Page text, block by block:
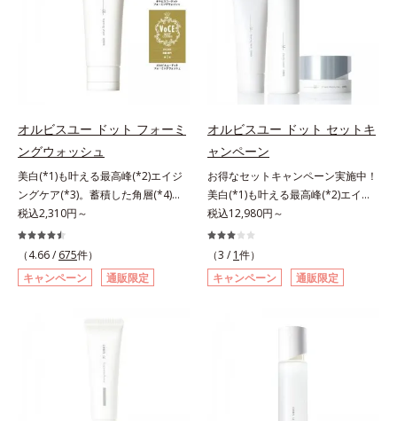
てください。各商品の詳しい情報は
商品ページをご覧ください。・
BEAUTY夏祭りは、こちら
ーストステップのこと*4 細胞間脂
質に類似した構造*5 保湿成分
進めたところ、弾力感のない状態で
ある「ハリのなさ」や、くすみ(*6)
などが現れている状態である「透明
感のなさ」が、大人の肌印象に大き
シリーズは美容成分(*7)として
「G.D.F.アクティベーター(*8)」を
配合。そして、従来から配合してい
る美白(*1)有効成分「トラネキサム
酸」を配合しました。さらに、シリ
ーズ共通の美容成分「GLルートブ
ースター(*9)」を配合することで、
肌のふっくら感や透明感を叶えま
す。美白ケアしながら多角的なエイ
ジングケアが叶うシリーズに。3ス
感を。効果的なシナジー設計で、あ
なたのエイジングケアを応援しま
す。*1 メラニンの生成を抑え、シ
ミ・ソバカスを防ぐ（ウォッシュを
リのなさ」や、くすみ(*7)などが現
れている状態である「透明感のな
さ」が、大人の肌印象に大きな影響
を与えていることがわかりました。
そこでオルビスユー ドットシリー
ズは美容成分(*8)として「G.D.F.ア
クティベーター(*9)」を配合。そし
て、従来から配合している美白(*1)
有効成分「トラネキサム酸」を配合
しました。さらに、シリーズ共通の
美容成分「GLルートブースター
(*10)」を配合することで、肌のふ
っくら感や透明感を叶えます。美白
ケアしながら多角的なエイジングケ
アが叶うシリーズに。3ステップで
果的なシナジー設計で、あなたのエ
ラニンの生成を抑え、シミ・ソバカ
オルビスユー ドット フォーミ
ングウォッシュ
美白(*1)も叶える最高峰(*2)エイジ
ングケア(*3)。蓄積した角層(*4)を
絡めとりくすみ(*5)を晴らす高密着
マイルドピーリング(*6)洗顔料。ハ
リも透明感(*7)も結果主義。年齢サ
イン(*8)の因子に着目した肌科学エ
イジングケア(*3)シリーズ。オルビ
よる肌悩み一つ一つを対処するので
はなく、肌で起きていることの根本
原因に着目。加齢とともに現れる年
齢サインについて研究を進めたとこ
税込2,310円～
（4.66 / 675件）
キャンペーン
通販限定
オルビスユー ドット セットキ
ャンペーン
お得なセットキャンペーン実施中！
美白(*1)も叶える最高峰(*2)エイジ
ングケア(*3)。ハリも透明感(*4)も
結果主義。年齢サイン(*5)の因子に
着目した肌科学エイジングケア(*3)
シリーズ。オルビスユー ドットシ
リーズは、年齢による肌悩み一つ一
ていることの根本原因に着目。加齢
いて研究を進めたところ、弾力感の
ある「透明感のなさ」が現れること
税込12,980円～
（3 / 1件）
キャンペーン
通販限定